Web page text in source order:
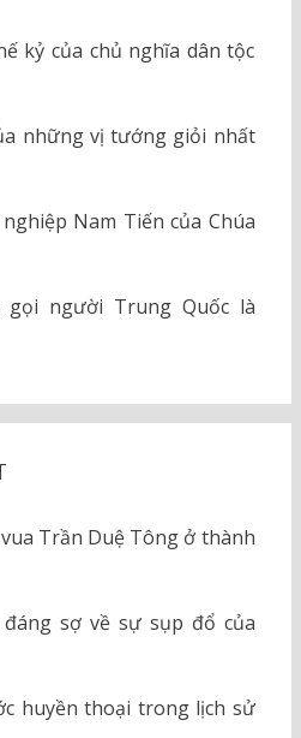
kỷ của chủ nghĩa dân tộc
những vị tướng giỏi nhất
Nam Tiến của Chúa
người Trung Quốc là
Trần Duệ Tông ở thành
sợ về sự sụp đổ của
huyền thoại trong lịch sử